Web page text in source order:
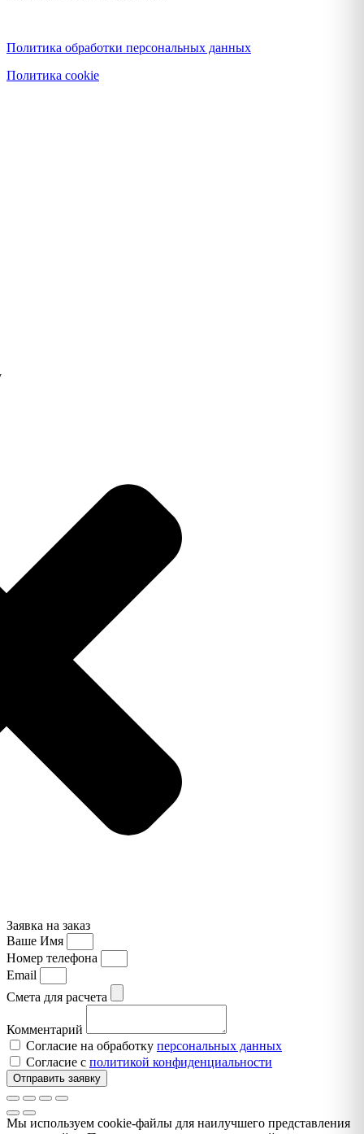
Политика обработки персональных данных
Политика cookie
Заявка на заказ
Ваше Имя
Номер телефона
Email
Смета для расчета
Комментарий
Согласие на обработку персональных данных
Согласие с политикой конфиденциальности
Отправить заявку
Мы используем cookie-файлы для наилучшего представления